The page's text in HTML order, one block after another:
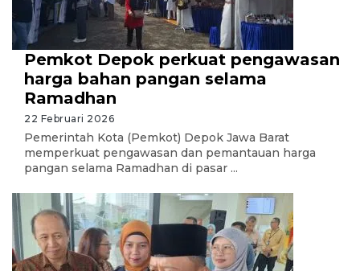
Pemkot Depok perkuat pengawasan
harga bahan pangan selama
Ramadhan
22 Februari 2026
Pemerintah Kota (Pemkot) Depok Jawa Barat
memperkuat pengawasan dan pemantauan harga
pangan selama Ramadhan di pasar ...